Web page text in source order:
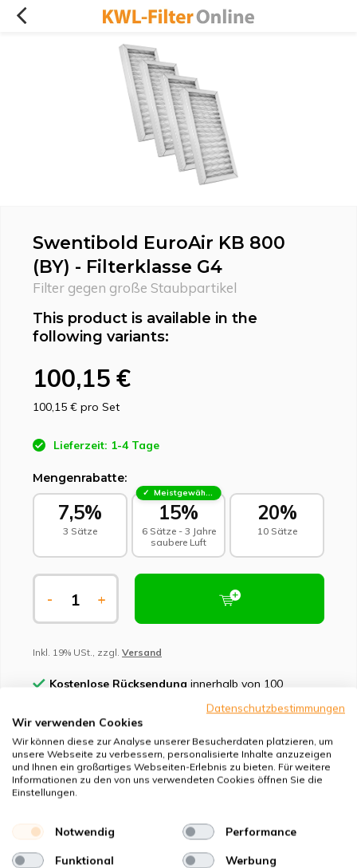
Swentibold EuroAir KB 800
(BY) - Filterklasse G4
Filter gegen große Staubpartikel
This product is available in the
following variants:
100,15 €
100,15 € pro Set
Lieferzeit: 1-4 Tage
Mengenrabatte:
7,5%
3 Sätze
Meistgewählt - Nachhaltige Wahl
15%
6 Sätze - 3 Jahre
saubere Luft
20%
10 Sätze
- +
Inkl. 19% USt., zzgl. Versand
Kostenlose Rücksendung innerhalb von 100
Klimaneutraler Versand
Käuferschutzmit Trusted Shops
Sichere Zahlung mit:
Sie erhalten
4x Paneelefilter Z/Line Metall 150x400x45 mm. G4
Datenschutzbestimmungen
Wir verwenden Cookies
Wir können diese zur Analyse unserer Besucherdaten platzieren, um
unsere Webseite zu verbessern, personalisierte Inhalte anzuzeigen
und Ihnen ein großartiges Webseiten-Erlebnis zu bieten. Für weitere
Informationen zu den von uns verwendeten Cookies öffnen Sie die
Einstellungen.
Notwendig Performance
Funktional Werbung